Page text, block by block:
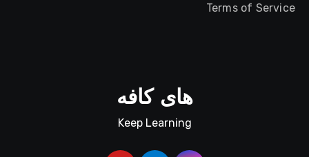
Terms of Service
های کافه
Keep Learning